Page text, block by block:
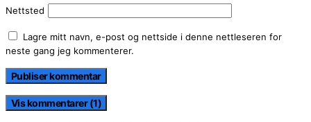
Nettsted
Lagre mitt navn, e-post og nettside i denne nettleseren for
neste gang jeg kommenterer.
Vis kommentarer (1)